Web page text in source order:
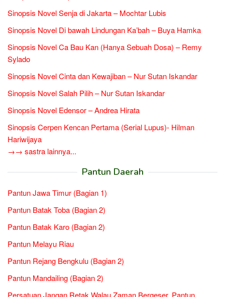
Sinopsis Novel Senja di Jakarta – Mochtar Lubis
Sinopsis Novel Di bawah Lindungan Ka’bah – Buya Hamka
Sinopsis Novel Ca Bau Kan (Hanya Sebuah Dosa) – Remy
Sylado
Sinopsis Novel Cinta dan Kewajiban – Nur Sutan Iskandar
Sinopsis Novel Salah Pilih – Nur Sutan Iskandar
Sinopsis Novel Edensor – Andrea Hirata
Sinopsis Cerpen Kencan Pertama (Serial Lupus)- Hilman
Hariwijaya
→→ sastra lainnya...
Pantun Daerah
Pantun Jawa Timur (Bagian 1)
Pantun Batak Toba (Bagian 2)
Pantun Batak Karo (Bagian 2)
Pantun Melayu Riau
Pantun Rejang Bengkulu (Bagian 2)
Pantun Mandailing (Bagian 2)
Persatuan Jangan Retak Walau Zaman Bergeser, Pantun